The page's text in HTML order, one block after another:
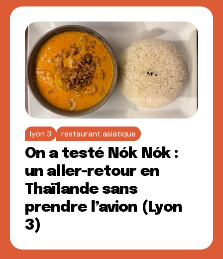
lyon 3 restaurant asiatique
On a testé Nók Nók :
un aller-retour en
Thaïlande sans
prendre l’avion (Lyon
3)